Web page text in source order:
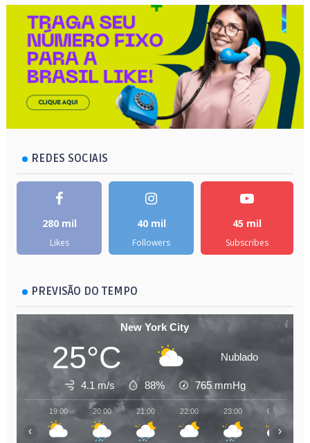
REDES SOCIAIS
280 mil
Likes
40 mil
Followers
45 mil
Subscribes
PREVISÃO DO TEMPO
New York City
25°C Nublado
4.1 m/s 88% 765 mmHg
19:00 20:00 21:00 22:00 23:00 00:00
‹ ›